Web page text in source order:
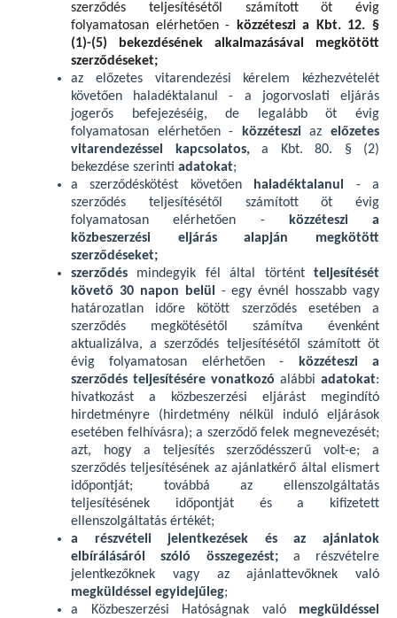
szerződés teljesítésétől számított öt évig
folyamatosan elérhetően - közzéteszi a Kbt. 12. §
(1)-(5) bekezdésének alkalmazásával megkötött
szerződéseket;
az előzetes vitarendezési kérelem kézhezvételét
követően haladéktalanul - a jogorvoslati eljárás
jogerős befejezéséig, de legalább öt évig
folyamatosan elérhetően -
közzétesziazelőzetes
vitarendezéssel kapcsolatos,a Kbt. 80. § (2)
bekezdése szerinti adatokat;
a szerződéskötést követően
haladéktalanul - a
szerződés teljesítésétől számított öt évig
folyamatosan elérhetően -
közzéteszi a
közbeszerzési eljárás alapján megkötött
szerződéseket;
szerződés mindegyik fél által történtteljesítését
követő 30 napon belül - egy évnél hosszabb vagy
határozatlan időre kötött szerződés esetében a
szerződés megkötésétől számítva évenként
aktualizálva, a szerződés teljesítésétől számított öt
évig folyamatosan elérhetően -
közzéteszi a
szerződés teljesítésére vonatkozó alábbi adatokat:
hivatkozást a közbeszerzési eljárást megindító
hirdetményre (hirdetmény nélkül induló eljárások
esetében felhívásra); a szerződő felek megnevezését;
azt, hogy a teljesítés szerződésszerű volt-e; a
szerződés teljesítésének az ajánlatkérő által elismert
időpontját; továbbá az ellenszolgáltatás
teljesítésének időpontját és a kifizetett
ellenszolgáltatás értékét;
a részvételi jelentkezések és az ajánlatok
elbírálásáról szóló összegezést; a részvételre
jelentkezőknek vagy az ajánlattevőknek való
megküldéssel egyidejűleg;
a Közbeszerzési Hatóságnak való megküldéssel